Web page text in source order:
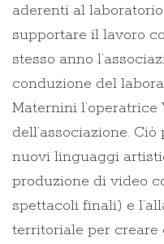
aderenti al
supportare il lavoro
stesso anno
conduzione del
Maternini
dell’associazione.
nuovi linguaggi
produzione di video
spettacoli finali) e
territoriale per creare